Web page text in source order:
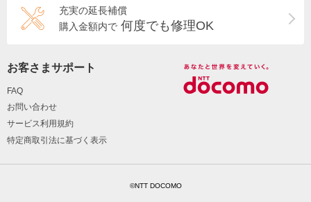
充実の延長補償
購入金額内で 何度でも修理OK
お客さまサポート
FAQ
お問い合わせ
サービス利用規約
特定商取引法に基づく表示
©NTT DOCOMO